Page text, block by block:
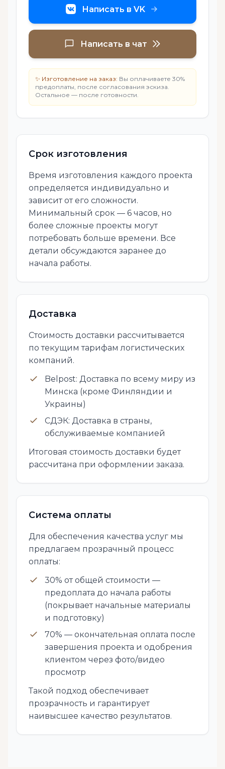
Написать в VK
Написать в чат
✨ Изготовление на заказ: Вы оплачиваете 30%
предоплаты, после согласования эскиза.
Остальное — после готовности.
Срок изготовления
Время изготовления каждого проекта
определяется индивидуально и
зависит от его сложности.
Минимальный срок — 6 часов, но
более сложные проекты могут
потребовать больше времени. Все
детали обсуждаются заранее до
начала работы.
Доставка
Стоимость доставки рассчитывается
по текущим тарифам логистических
компаний.
Belpost: Доставка по всему миру из
Минска (кроме Финляндии и
Украины)
СДЭК: Доставка в страны,
обслуживаемые компанией
Итоговая стоимость доставки будет
рассчитана при оформлении заказа.
Система оплаты
Для обеспечения качества услуг мы
предлагаем прозрачный процесс
оплаты:
30% от общей стоимости —
предоплата до начала работы
(покрывает начальные материалы
и подготовку)
70% — окончательная оплата после
завершения проекта и одобрения
клиентом через фото/видео
просмотр
Такой подход обеспечивает
прозрачность и гарантирует
наивысшее качество результатов.